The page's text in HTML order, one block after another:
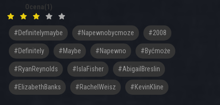
Ocena(1)
#definitelymaybe #napewnobycmoze #2008
#Definitely #Maybe #Napewno #byćmoże
#RyanReynolds #IslaFisher #AbigailBreslin
#ElizabethBanks #RachelWeisz #KevinKline